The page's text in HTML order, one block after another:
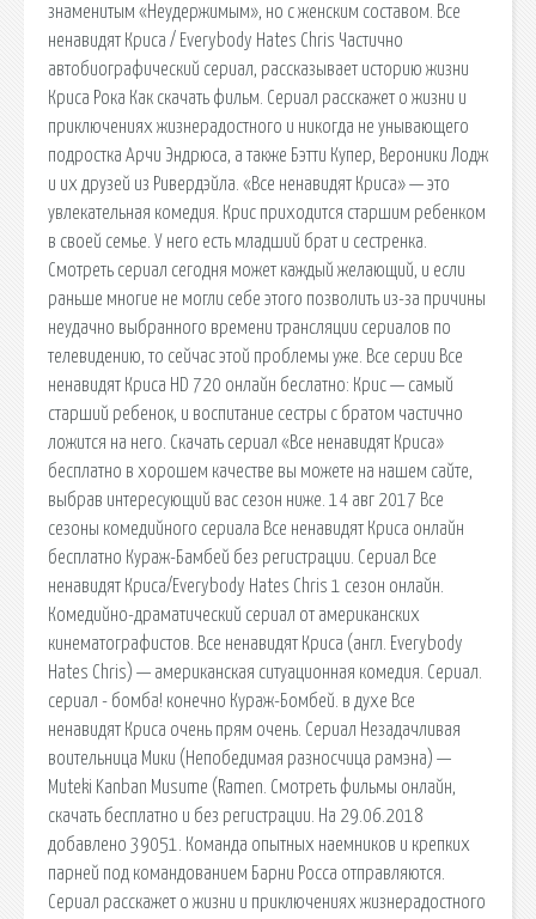
знаменитым «Неудержимым», но с женским составом. Все
ненавидят Криса / Everybody Hates Chris Частично
автобиографический сериал, рассказывает историю жизни
Криса Рока Как скачать фильм. Сериал расскажет о жизни и
приключениях жизнерадостного и никогда не унывающего
подростка Арчи Эндрюса, а также Бэтти Купер, Вероники Лодж
и их друзей из Ривердэйла. «Все ненавидят Криса» — это
увлекательная комедия. Крис приходится старшим ребенком
в своей семье. У него есть младший брат и сестренка.
Смотреть сериал сегодня может каждый желающий, и если
раньше многие не могли себе этого позволить из-за причины
неудачно выбранного времени трансляции сериалов по
телевидению, то сейчас этой проблемы уже. Все серии Все
ненавидят Криса HD 720 онлайн беслатно: Крис — самый
старший ребенок, и воспитание сестры с братом частично
ложится на него. Скачать сериал «Все ненавидят Криса»
бесплатно в хорошем качестве вы можете на нашем сайте,
выбрав интересующий вас сезон ниже. 14 авг 2017 Все
сезоны комедийного сериала Все ненавидят Криса онлайн
бесплатно Кураж-Бамбей без регистрации. Сериал Все
ненавидят Криса/Everybody Hates Chris 1 сезон онлайн.
Комедийно-драматический сериал от американских
кинематографистов. Все ненавидят Криса (англ. Everybody
Hates Chris) — американская ситуационная комедия. Сериал.
сериал - бомба! конечно Кураж-Бомбей. в духе Все
ненавидят Криса очень прям очень. Сериал Незадачливая
воительница Мики (Непобедимая разносчица рамэна) —
Muteki Kanban Musume (Ramen. Смотреть фильмы онлайн,
скачать бесплатно и без регистрации. На 29.06.2018
добавлено 39051. Команда опытных наемников и крепких
парней под командованием Барни Росса отправляются.
Сериал расскажет о жизни и приключениях жизнерадостного